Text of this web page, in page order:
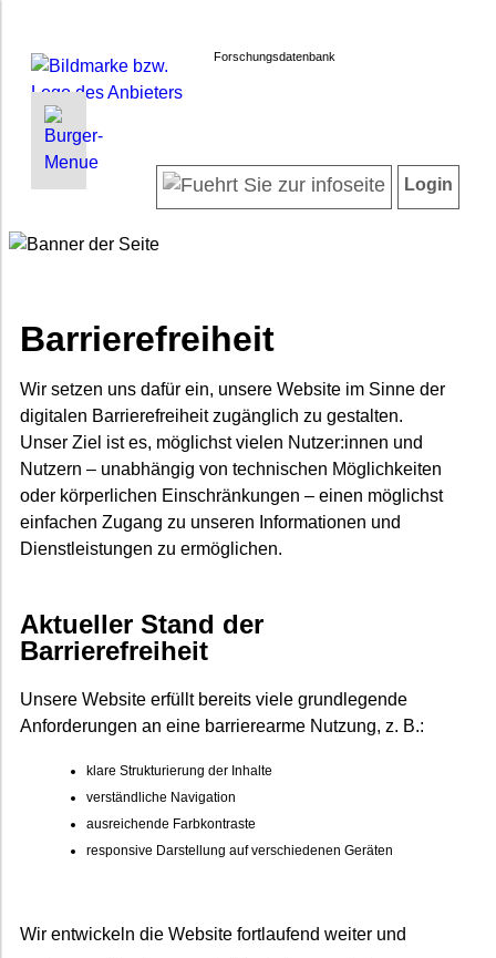
Forschungsdatenbank
INFORMATIONEN | SUCHEN
Autorenverzeichnis
Datenschutz
Impressum
Barrierefreiheit
LOGIN
Login
Barrierefreiheit
Wir setzen uns dafür ein, unsere Website im Sinne der
digitalen Barrierefreiheit zugänglich zu gestalten.
Unser Ziel ist es, möglichst vielen Nutzer:innen und
Nutzern – unabhängig von technischen Möglichkeiten
oder körperlichen Einschränkungen – einen möglichst
einfachen Zugang zu unseren Informationen und
Dienstleistungen zu ermöglichen.
Aktueller Stand der
Barrierefreiheit
Unsere Website erfüllt bereits viele grundlegende
Anforderungen an eine barrierearme Nutzung, z. B.:
klare Strukturierung der Inhalte
verständliche Navigation
ausreichende Farbkontraste
responsive Darstellung auf verschiedenen Geräten
Wir entwickeln die Website fortlaufend weiter und